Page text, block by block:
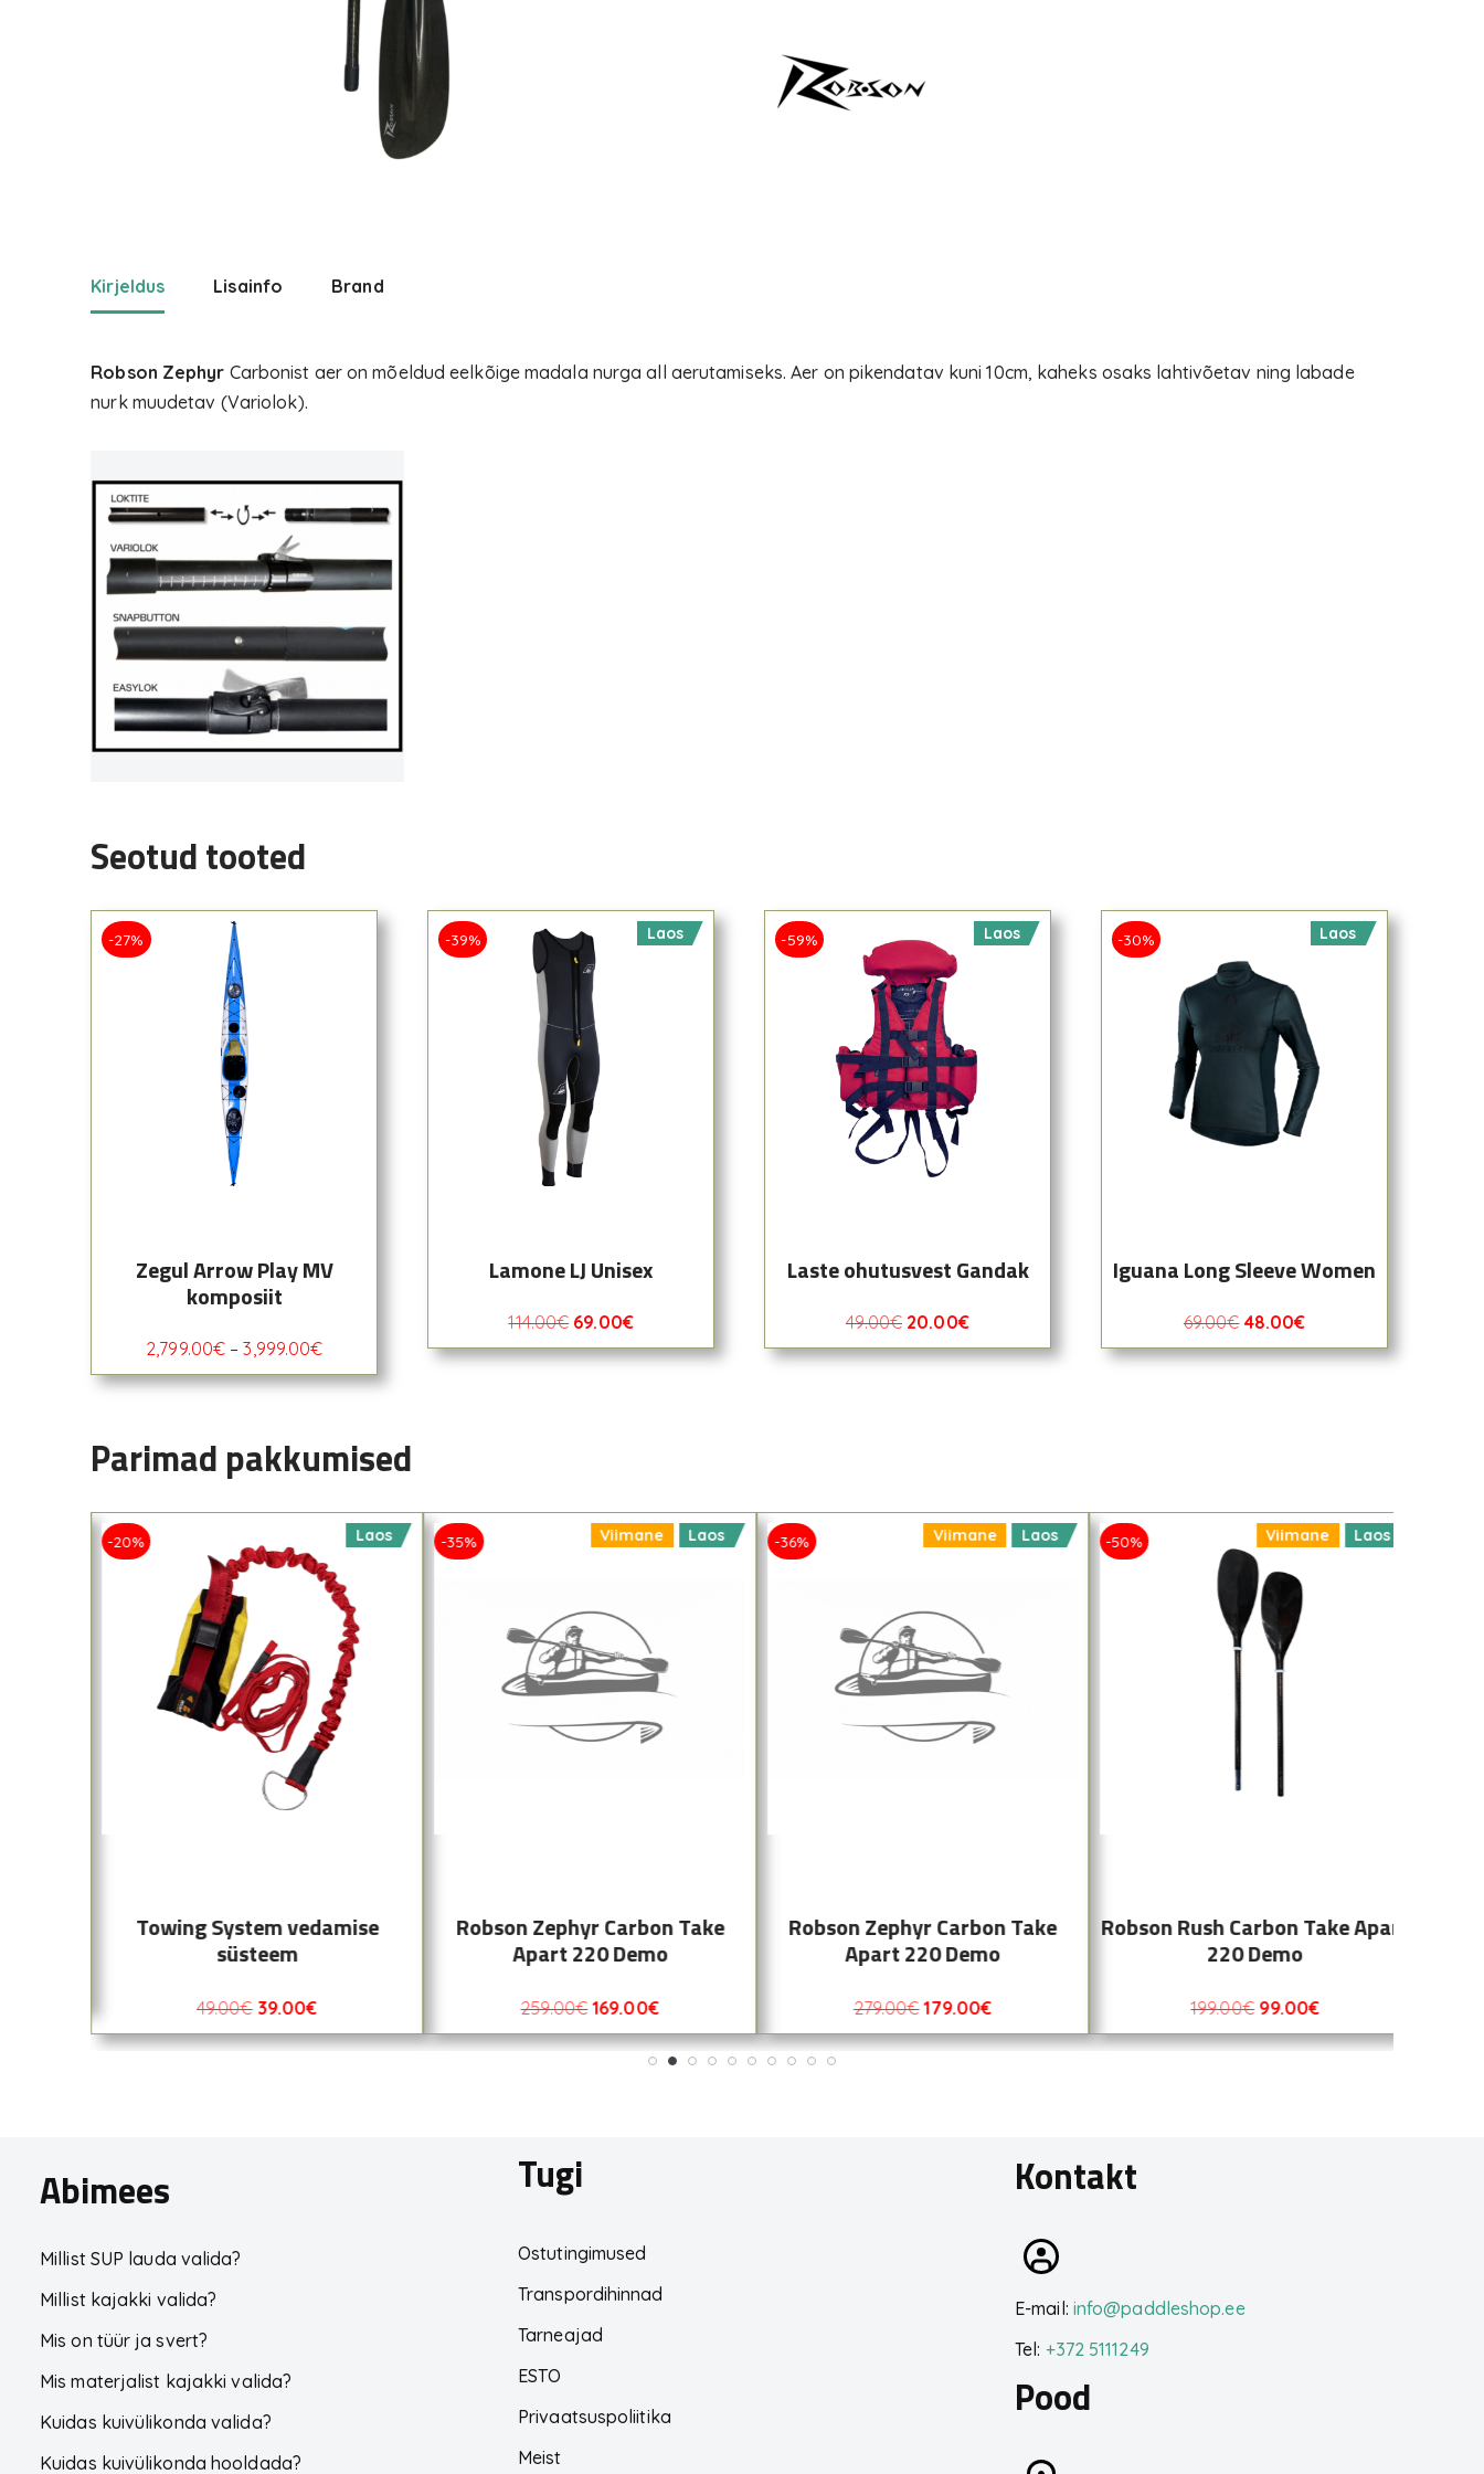
Kirjeldus Lisainfo Brand
Robson Zephyr Carbonist aer on mõeldud eelkõige madala nurga all aerutamiseks. Aer on pikendatav kuni 10cm, kaheks osaks lahtivõetav ning labade
nurk muudetav (Variolok).
Seotud tooted
-27%
Zegul Arrow Play MV
komposiit
2,799.00€ – 3,999.00€
-39% Laos
Lamone LJ Unisex
114.00€ 69.00€
-59% Laos
Laste ohutusvest Gandak
49.00€ 20.00€
-30% Laos
Iguana Long Sleeve Women
69.00€ 48.00€
Parimad pakkumised
-20% Laos
Towing System vedamise
süsteem
49.00€ 39.00€
-35% Viimane Laos
Robson Zephyr Carbon Take
Apart 220 Demo
259.00€ 169.00€
-36% Viimane Laos
Robson Zephyr Carbon Take
Apart 220 Demo
279.00€ 179.00€
-50% Viimane Laos
Robson Rush Carbon Take Apart
220 Demo
199.00€ 99.00€
Abimees
Millist SUP lauda valida?
Millist kajakki valida?
Mis on tüür ja svert?
Mis materjalist kajakki valida?
Kuidas kuivülikonda valida?
Kuidas kuivülikonda hooldada?
Tugi
Ostutingimused
Transpordihinnad
Tarneajad
ESTO
Privaatsuspoliitika
Meist
Kontakt
E-mail: info@paddleshop.ee
Tel: +372 5111249
Pood